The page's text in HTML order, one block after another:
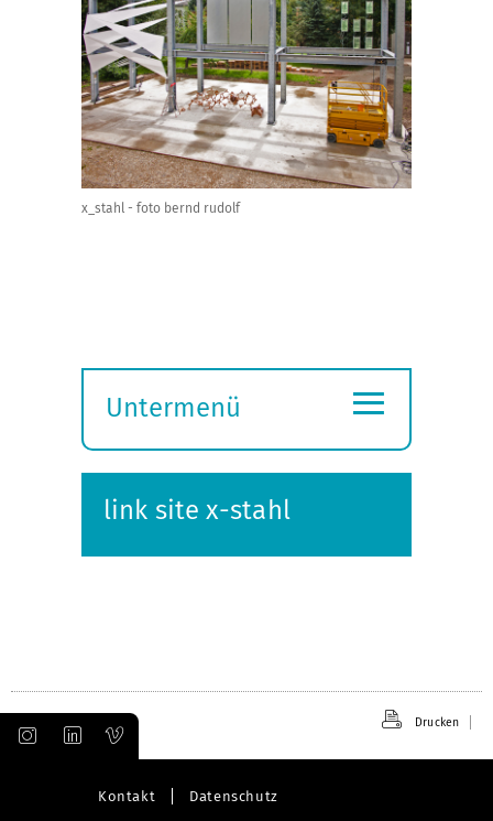
x_stahl - foto bernd rudolf
Untermenü
öffnen
≡
link site x-stahl
Drucken
Kontakt Datenschutz